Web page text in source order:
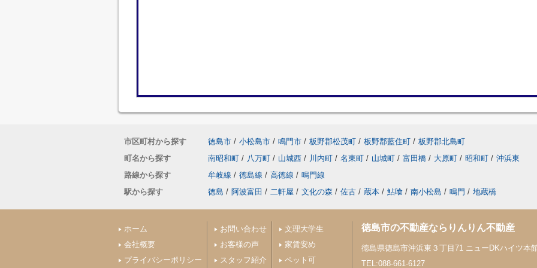
市区町村から探す 徳島市 / 小松島市 / 鳴門市 / 板野郡松茂町 / 板野郡藍住町 / 板野郡北島町
町名から探す
南昭和町 / 八万町 / 山城西 / 川内町 / 名東町 / 山城町 / 富田橋 / 大原町 / 昭和町 / 沖浜東
路線から探す
牟岐線 / 徳島線 / 高徳線 / 鳴門線
駅から探す
徳島 / 阿波富田 / 二軒屋 / 文化の森 / 佐古 / 蔵本 / 鮎喰 / 南小松島 / 鳴門 / 地蔵橋
ホーム
会社概要
プライバシーポリシー
お問い合わせ
お客様の声
スタッフ紹介
文理大学生
家賃安め
ペット可
徳島市の不動産ならりんりん不動産
徳島県徳島市沖浜東３丁目71 ニューDKハイツ本
TEL:088-661-6127